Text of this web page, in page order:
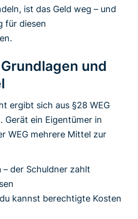
ist das Geld weg – und
für diesen
und
ergibt sich aus §28 WEG
Gerät ein Eigentümer in
WEG mehrere Mittel zur
– der Schuldner zahlt
kannst berechtigte Kosten